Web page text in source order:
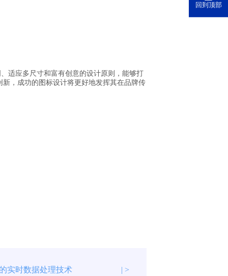
回到顶部
适应多尺寸和富有创意的设计原则，能够打
，成功的图标设计将更好地发挥其在品牌传
实时数据处理技术 | >